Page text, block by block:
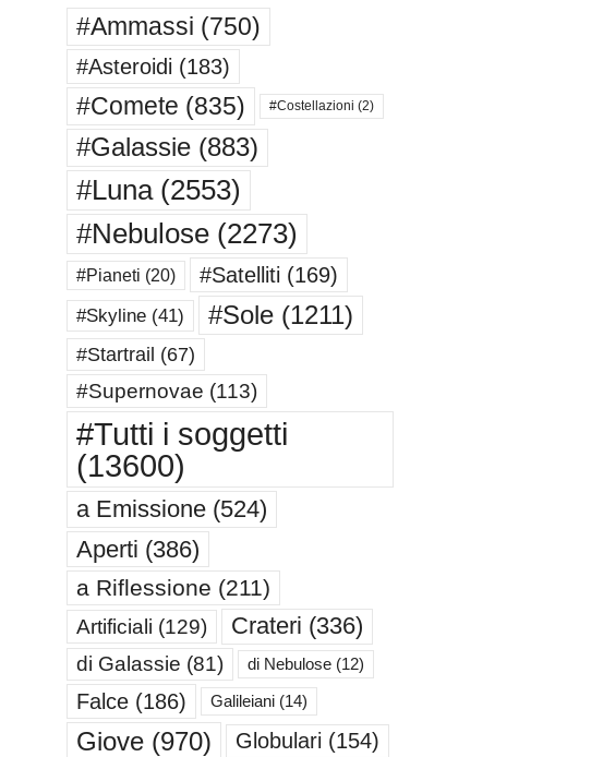
#Ammassi (750)
#Asteroidi (183)
#Comete (835) #Costellazioni (2)
#Galassie(883)
#Luna(2553)
#Nebulose(2273)
#Pianeti (20) #Satelliti (169)
#Skyline(41) #Sole(1211)
#Startrail (67)
#Supernovae (113)
#Tutti i soggetti
(13600)
a Emissione(524)
Aperti (386)
a Riflessione (211)
Artificiali (129) Crateri (336)
di Galassie (81) di Nebulose(12)
Falce(186) Galileiani(14)
Giove(970) Globulari (154)